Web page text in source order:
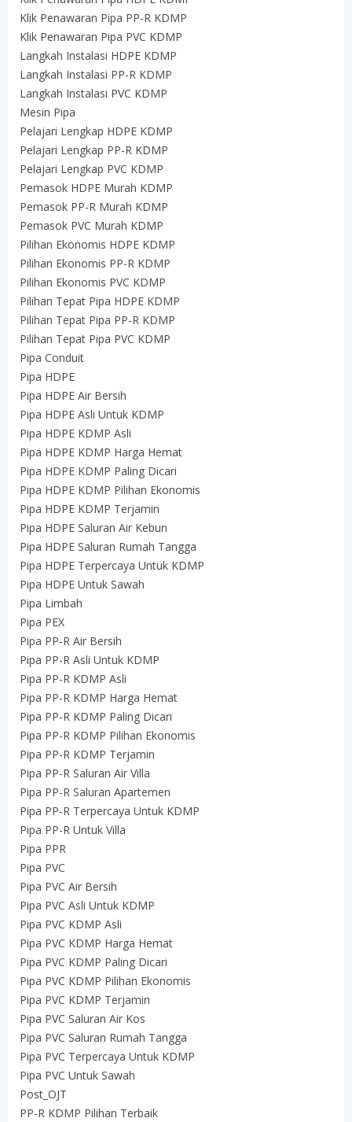
Klik Penawaran Pipa PP-R KDMP
Klik Penawaran Pipa PVC KDMP
Langkah Instalasi HDPE KDMP
Langkah Instalasi PP-R KDMP
Langkah Instalasi PVC KDMP
Mesin Pipa
Pelajari Lengkap HDPE KDMP
Pelajari Lengkap PP-R KDMP
Pelajari Lengkap PVC KDMP
Pemasok HDPE Murah KDMP
Pemasok PP-R Murah KDMP
Pemasok PVC Murah KDMP
Pilihan Ekonomis HDPE KDMP
Pilihan Ekonomis PP-R KDMP
Pilihan Ekonomis PVC KDMP
Pilihan Tepat Pipa HDPE KDMP
Pilihan Tepat Pipa PP-R KDMP
Pilihan Tepat Pipa PVC KDMP
Pipa Conduit
Pipa HDPE
Pipa HDPE Air Bersih
Pipa HDPE Asli Untuk KDMP
Pipa HDPE KDMP Asli
Pipa HDPE KDMP Harga Hemat
Pipa HDPE KDMP Paling Dicari
Pipa HDPE KDMP Pilihan Ekonomis
Pipa HDPE KDMP Terjamin
Pipa HDPE Saluran Air Kebun
Pipa HDPE Saluran Rumah Tangga
Pipa HDPE Terpercaya Untuk KDMP
Pipa HDPE Untuk Sawah
Pipa Limbah
Pipa PEX
Pipa PP-R Air Bersih
Pipa PP-R Asli Untuk KDMP
Pipa PP-R KDMP Asli
Pipa PP-R KDMP Harga Hemat
Pipa PP-R KDMP Paling Dicari
Pipa PP-R KDMP Pilihan Ekonomis
Pipa PP-R KDMP Terjamin
Pipa PP-R Saluran Air Villa
Pipa PP-R Saluran Apartemen
Pipa PP-R Terpercaya Untuk KDMP
Pipa PP-R Untuk Villa
Pipa PPR
Pipa PVC
Pipa PVC Air Bersih
Pipa PVC Asli Untuk KDMP
Pipa PVC KDMP Asli
Pipa PVC KDMP Harga Hemat
Pipa PVC KDMP Paling Dicari
Pipa PVC KDMP Pilihan Ekonomis
Pipa PVC KDMP Terjamin
Pipa PVC Saluran Air Kos
Pipa PVC Saluran Rumah Tangga
Pipa PVC Terpercaya Untuk KDMP
Pipa PVC Untuk Sawah
Post_OJT
PP-R KDMP Pilihan Terbaik